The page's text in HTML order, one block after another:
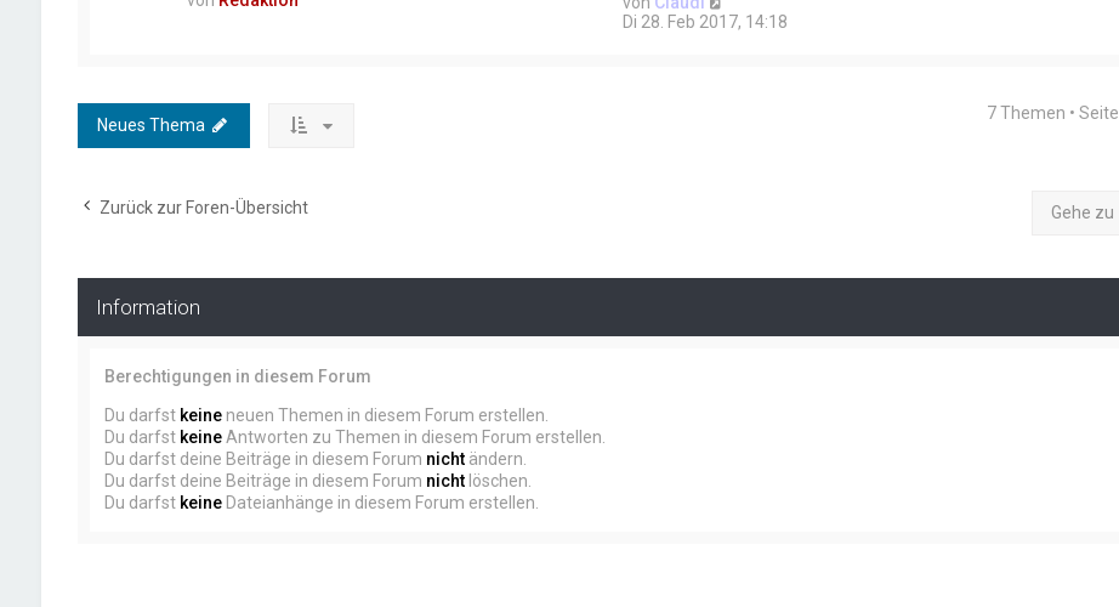
Di 28. Feb 2017, 14:18
Neues Thema
7 Themen • Seite
Zurück zur Foren-Übersicht Gehe zu
Information
Berechtigungen in diesem Forum
Du darfst keineneuen Themen in diesem Forum erstellen.
Du darfst keineAntworten zu Themen in diesem Forum erstellen.
Du darfst deine Beiträge in diesem Forum nichtändern.
Du darfst deine Beiträge in diesem Forum nichtlöschen.
Du darfst keineDateianhänge in diesem Forum erstellen.